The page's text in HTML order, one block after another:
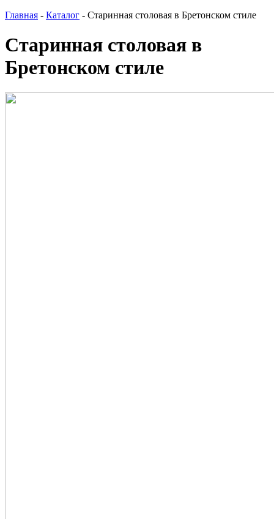
Главная - Каталог - Старинная столовая в Бретонском стиле
Старинная столовая в
Бретонском стиле